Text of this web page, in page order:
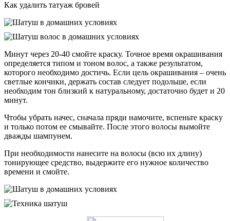
Как удалить татуаж бровей
Минут через 20-40 смойте краску. Точное время окрашивания
определяется типом и тоном волос, а также результатом,
которого необходимо достичь. Если цель окрашивания – очень
светлые кончики, держать состав следует подольше, если
необходим тон близкий к натуральному, достаточно будет и 20
минут.
Чтобы убрать начес, сначала пряди намочите, вспеньте краску
и только потом ее смывайте. После этого волосы вымойте
дважды шампунем.
При необходимости нанесите на волосы (всю их длину)
тонирующее средство, выдержите его нужное количество
времени и смойте.